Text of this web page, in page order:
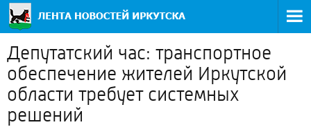
Депутатский час: транспортное
обеспечение жителей Иркутской
области требует системных
решений